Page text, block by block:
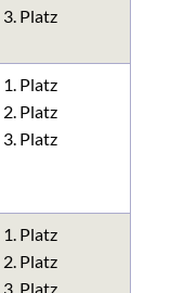
3. Platz
1. Platz
2. Platz
3. Platz
1. Platz
2. Platz
3. Platz